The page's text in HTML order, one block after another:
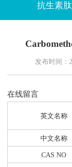
抗生素肽
发布时间：
在线留言
英文名称
中文名称
CAS NO